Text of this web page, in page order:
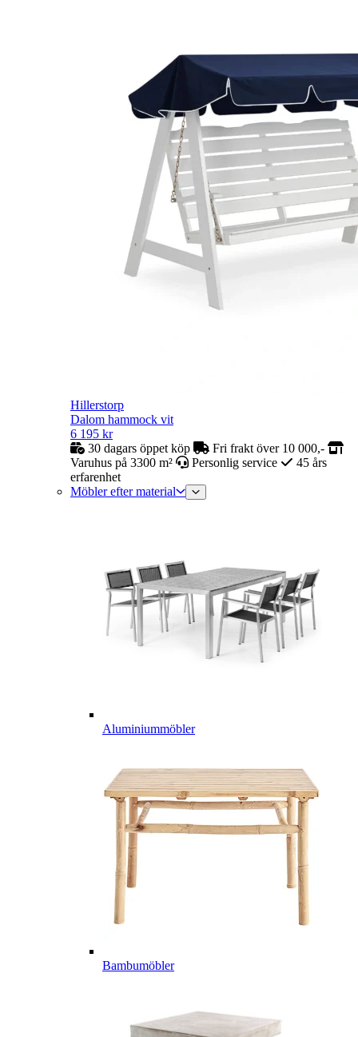
Hillerstorp
Dalom hammock vit
6 195 kr
30 dagars öppet köp
Fri frakt över 10 000,-
Varuhus på 3300 m²
Personlig service
45 års
erfarenhet
Möbler efter material
Aluminiummöbler
Bambumöbler